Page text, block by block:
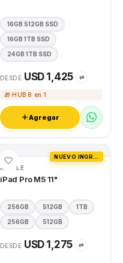
16GB 512GB SSD
16GB 1TB SSD
24GB 1TB SSD
DESDE USD 1,425 ⇄
🎁 HUB 8 en 1
Agregar
APPLE
iPad Pro M5 11"
256GB 512GB 1TB
256GB 512GB
DESDE USD 1,275 ⇄